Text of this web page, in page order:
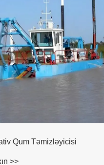
Qum Təmizləyicisi
>>